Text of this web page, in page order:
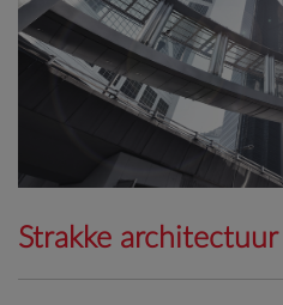
Strakke architectuur